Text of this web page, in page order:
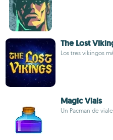
The Lost
Los tres vikingos
Magic Vials
Un Pacman de